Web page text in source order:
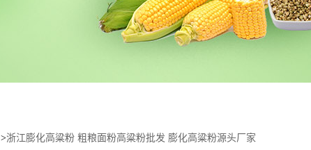
>浙江膨化高粱粉 粗粮面粉高粱粉批发 膨化高粱粉源头厂家